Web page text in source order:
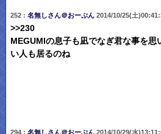
252 : 名無しさん＠おーぷん2014/10/25(土
>>230
MEGUMIの息子も凪でなぎ君な事を思
い人も居るのね
294 : 名無しさん＠おーぷん2014/10/29(水